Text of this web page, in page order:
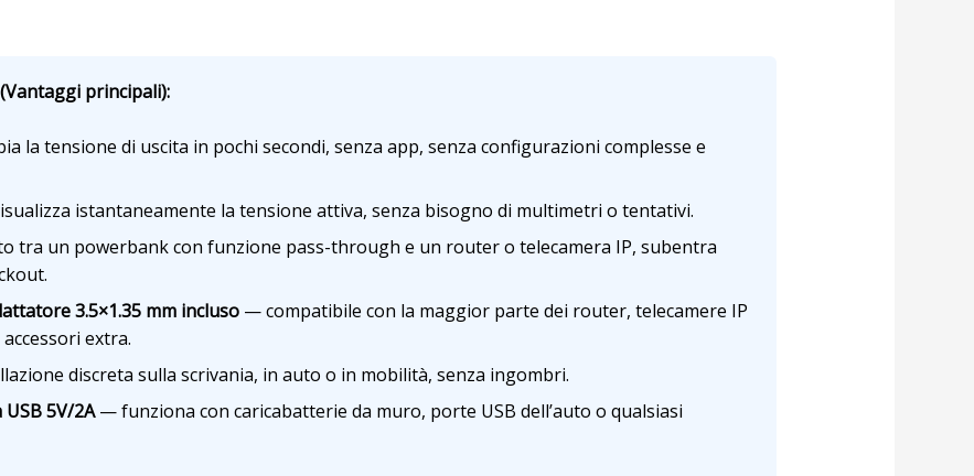
principali):
la tensione di uscita in pochi secondi, senza app, senza configurazioni complesse e
istantaneamente la tensione attiva, senza bisogno di multimetri o tentativi.
tra un powerbank con funzione pass-through e un router o telecamera IP, subentra
3.5×1.35 mm incluso— compatibile con la maggior parte dei router, telecamere IP
extra.
discreta sulla scrivania, in auto o in mobilità, senza ingombri.
5V/2A— funziona con caricabatterie da muro, porte USB dell’auto o qualsiasi